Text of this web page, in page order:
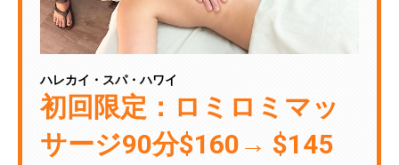
ハレカイ・スパ・ハワイ
初回限定：ロミロミマッ
サージ90分$160→ $145